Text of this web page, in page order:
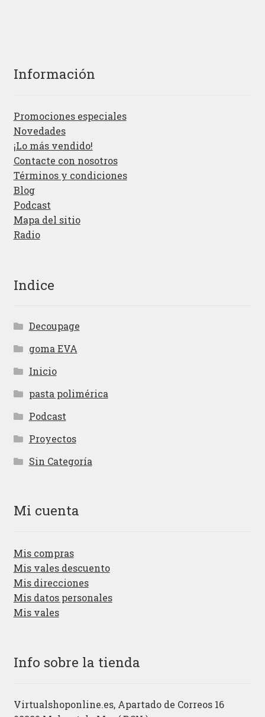
Información
Promociones especiales
Novedades
¡Lo más vendido!
Contacte con nosotros
Términos y condiciones
Blog
Podcast
Mapa del sitio
Radio
Indice
Decoupage
goma EVA
Inicio
pasta polimérica
Podcast
Proyectos
Sin Categoría
Mi cuenta
Mis compras
Mis vales descuento
Mis direcciones
Mis datos personales
Mis vales
Info sobre la tienda
Virtualshoponline.es, Apartado de Correos 16